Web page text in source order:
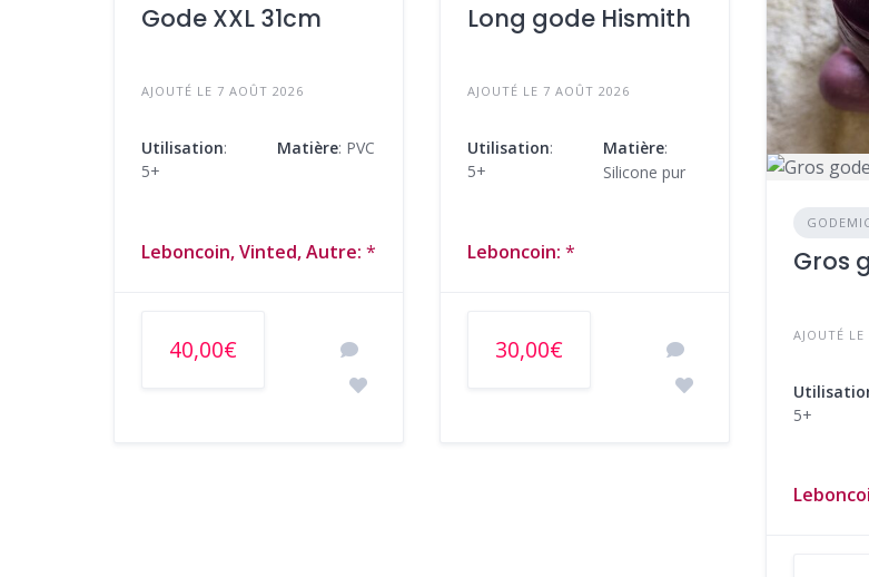
Gode XXL 31cm
AJOUTÉ LE 7 AOÛT 2026
Utilisation:
5+
Matière: PVC
Leboncoin, Vinted, Autre: *
40,00€
Long gode Hismith
AJOUTÉ LE 7 AOÛT 2026
Utilisation:
5+
Matière:
Silicone pur
Leboncoin: *
30,00€
Gros
AJOUTÉ
5+